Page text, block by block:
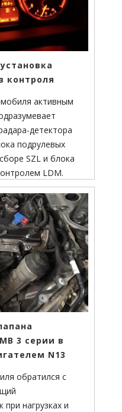
контроля
активным
детектора
подрулевых
SZL и блока
LDM.
3 серии в
N13
обратился с
при нагрузках и